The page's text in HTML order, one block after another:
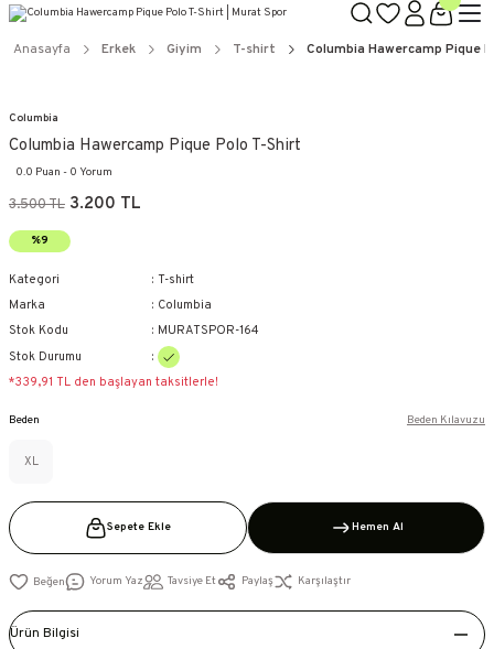
Anasayfa Erkek Giyim T-shirt Columbia Hawercamp Pique
Columbia
Columbia Hawercamp Pique Polo T-Shirt
0.0 Puan - 0 Yorum
3.500 TL 3.200 TL
%9
Kategori
T-shirt
Marka
Columbia
Stok Kodu
MURATSPOR-164
Stok Durumu
*339,91 TL den başlayan taksitlerle!
Beden
XL
Beden Kılavuzu
Sepete Ekle Hemen Al
Yorum Yaz Tavsiye Et Paylaş Karşılaştır
Ürün Bilgisi